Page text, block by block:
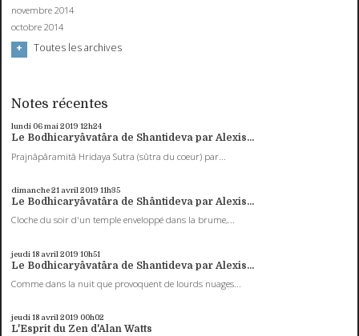
novembre 2014
octobre 2014
Toutes les archives
Notes récentes
lundi 06mai 2019 12h24
Le Bodhicaryâvatâra de Shantideva par Alexis...
Prajnâpâramitâ Hridaya Sutra (sûtra du coeur) par...
dimanche 21 avril 2019 11h35
Le Bodhicaryâvatâra de Shântideva par Alexis...
Cloche du soir d'un temple enveloppé dans la brume,...
jeudi 18 avril 2019 10h51
Le Bodhicaryâvatâra de Shantideva par Alexis...
Comme dans la nuit que provoquent de lourds nuages...
jeudi 18 avril 2019 00h02
L'Esprit du Zen d'Alan Watts